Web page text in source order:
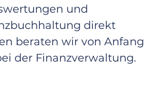
und
direkt
beraten wir von Anfang
der Finanzverwaltung.